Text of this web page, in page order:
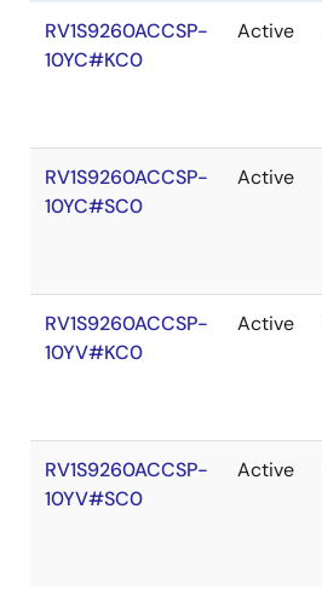
RV1S9260ACCSP-
10YC#KC0
Active
RV1S9260ACCSP-
10YC#SC0
Active
RV1S9260ACCSP-
10YV#KC0
Active
RV1S9260ACCSP-
10YV#SC0
Active